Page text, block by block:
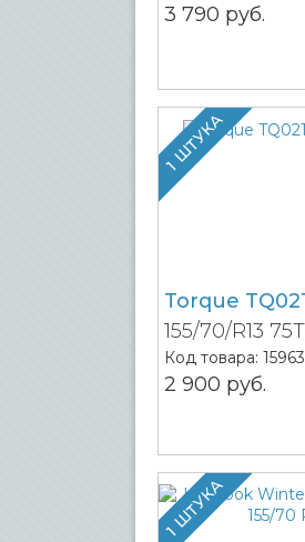
3 790 руб.
1 ШТУКА
Torque
155/70/R13 75T
Код товара:
2 900 руб.
1 ШТУКА